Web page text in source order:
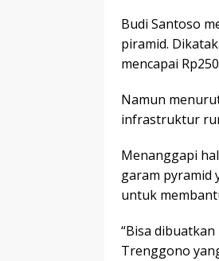
Budi Santoso
piramid.
mencapai
Namun
infrastruktur
Menanggapi
garam pyramid
untuk
“Bisa
Trenggono